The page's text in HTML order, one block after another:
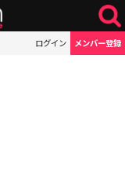
ログイン メンバー登録